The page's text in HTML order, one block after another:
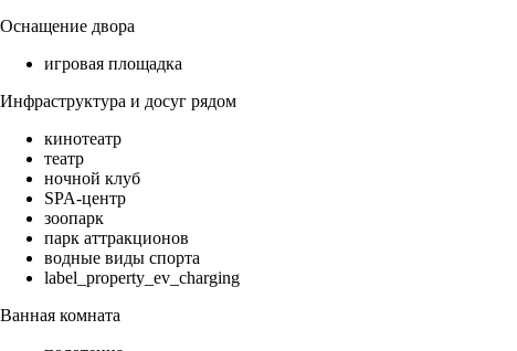
Оснащение двора
игровая площадка
Инфраструктура и досуг рядом
кинотеатр
театр
ночной клуб
SPA-центр
зоопарк
парк аттракционов
водные виды спорта
label_property_ev_charging
Ванная комната